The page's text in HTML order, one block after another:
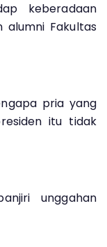
keberadaan
alumni Fakultas
pria yang
itu tidak
unggahan